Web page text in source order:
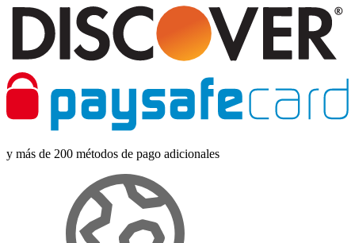
y más de 200 métodos de pago adicionales